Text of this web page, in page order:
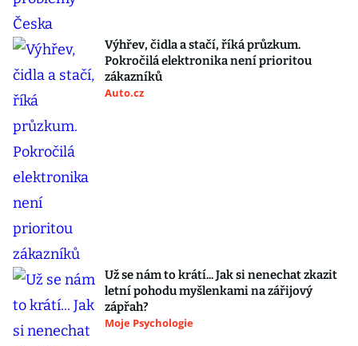
Výhřev, čidla a stačí, říká průzkum.
Pokročilá elektronika není prioritou
zákazníků
Auto.cz
Už se nám to krátí... Jak si nenechat zkazit
letní pohodu myšlenkami na zářijový
zápřah?
Moje Psychologie